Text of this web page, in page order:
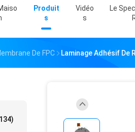
Produit
S
Vidéo
S
Le
De FPC Laminage Adhésif De